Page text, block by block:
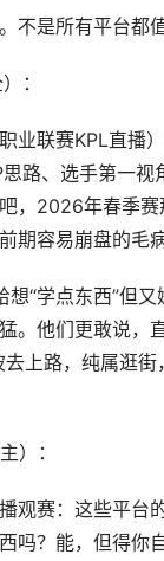
不是所有平台都
：
业联赛KPL直播
路、选手第一
，2026年春季
期容易崩盘的毛病
想“学点东西”但
。他们更敢说，
上路，纯属逛
）：
观赛：这些平台
吗？能，但得你